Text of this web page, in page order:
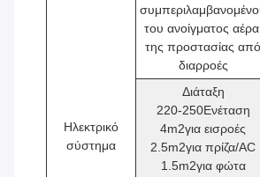
Ηλεκτρικό
σύστημα
του ανοίγματος
της προστασίας από
διαρροές
Διάταξη
220-250Ενέταση
4m2για εισροές
2.5m2για πρίζα/AC
1.5m2για φώτα